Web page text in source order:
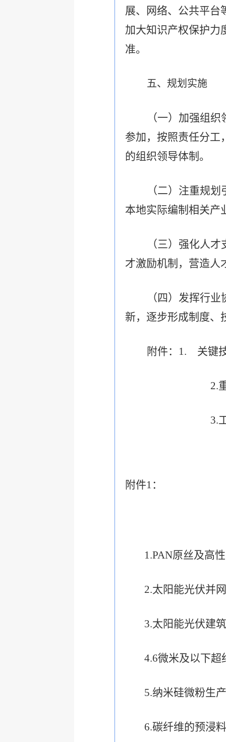
展、网络、公共平台
加大知识产权保护力
准。
五、规划实施
（一）加强组织
参加，按照责任分工
的组织领导体制。
（二）注重规划
本地实际编制相关产
（三）强化人才
才激励机制，营造人
（四）发挥行
新，逐步形成制度、
附件： 1. 关键
2.
3.
附件1：
1.PAN原丝及高
2.太阳能光伏并
3.太阳能光伏建
4.6微米及以下超
5.纳米硅微粉生
6.碳纤维的预浸